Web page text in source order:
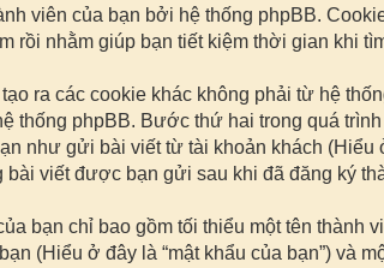
viên của bạn bởi hệ thống phpBB.
rồi nhằm giúp bạn tiết kiệm thời gian khi
ra các cookie khác không phải từ hệ
thống phpBB. Bước thứ hai trong quá
như gửi bài viết từ tài khoản khách (Hiểu
bài viết được bạn gửi sau khi đã đăng ký
bạn chỉ bao gồm tối thiểu một tên thành
(Hiểu ở đây là “mật khẩu của bạn”) và